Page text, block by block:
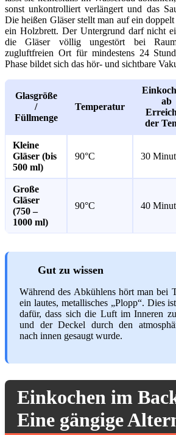
sonst unkontrolliert verlängert und das
Die heißen Gläser stellt man auf ein
ein Holzbrett. Der Untergrund darf nicht
die Gläser völlig ungestört bei
zugluftfreien Ort für mindestens 24
Phase bildet sich das hör- und sichtbare
Glasgröße
/
Füllmenge
Temperatur
ab
der
Kleine
Gläser (bis
500 ml)
90°C 30
Große
Gläser
(750 –
1000 ml)
90°C 40
Gut zu wissen
Während des Abkühlens hört man bei
ein lautes, metallisches „Plopp“. Dies
dafür, dass sich die Luft im Inneren
und der Deckel durch den
nach innen gesaugt wurde.
Einkochen im
Eine gängige